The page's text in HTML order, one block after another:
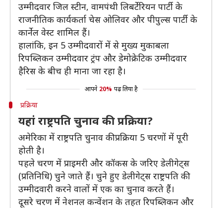
उम्मीदवार जिल स्टीन, वामपंथी लिबर्टेरियन पार्टी के
राजनीतिक कार्यकर्ता चेस ओलिवर और पीपुल्स पार्टी के
कार्नेल वेस्ट शामिल हैं।
हालांकि, इन 5 उम्मीदवारों में से मुख्य मुकाबला
रिपब्लिकन उम्मीदवार ट्रंप और डेमोक्रेटिक उम्मीदवार
हैरिस के बीच ही माना जा रहा है।
आपने 20% पढ़ लिया है
प्रक्रिया
यहां राष्ट्रपति चुनाव की प्रक्रिया?
अमेरिका में राष्ट्रपति चुनाव की प्रक्रिया 5 चरणों में पूरी
होती है।
पहले चरण में प्राइमरी और कॉकस के जरिए डेलीगेट्स
(प्रतिनिधि) चुने जाते हैं। चुने हुए डेलीगेट्स राष्ट्रपति की
उम्मीदवारी करने वालों में एक का चुनाव करते हैं।
दूसरे चरण में नेशनल कन्वेंशन के तहत रिपब्लिकन और